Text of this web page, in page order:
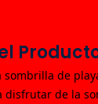
sombrilla de
disfrutar de la